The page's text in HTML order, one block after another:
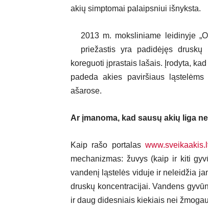
akių simptomai palaipsniui išnyksta.
2013 m. moksliniame leidinyje
priežastis yra padidėjęs druskų
koreguoti įprastais lašais. Įrodyta,
padeda akies paviršiaus
ašarose.
Ar įmanoma, kad sausų akių liga
Kaip rašo portalas
mechanizmas: žuvys (kaip ir kiti
vandenį ląstelės viduje ir neleidžia
druskų koncentracijai. Vandens
ir daug didesniais kiekiais nei